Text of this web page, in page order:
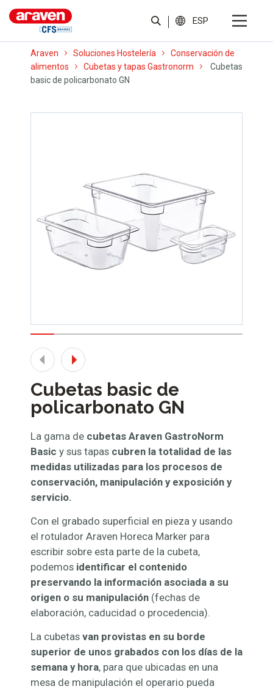
ESP
Araven Soluciones Hostelería
Conservación de
alimentos
Cubetas y tapas Gastronorm
Cubetas
basic de policarbonato GN
Cubetas basic de
policarbonato GN
La gama de cubetas Araven GastroNorm
Basic y sus tapas cubren la totalidad de las
medidas utilizadas para los procesos de
conservación, manipulación y exposición y
servicio.
Con el grabado superficial en pieza y usando
el rotulador Araven Horeca Marker para
escribir sobre esta parte de la cubeta,
podemos identificar el contenido
preservando la información asociada a su
origen o su manipulación (fechas de
elaboración, caducidad o procedencia).
La cubetas van provistas en su borde
superior de unos grabados con los días de la
semana y hora, para que ubicadas en una
mesa de manipulación el operario pueda